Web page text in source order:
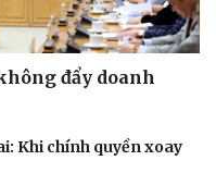
đẩy doanh
Khi chính quyền xoay